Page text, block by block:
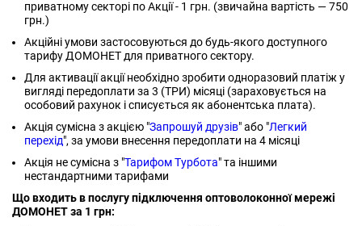
приватному секторі по Акції - 1 грн. (звичайна вартість — 750
грн.)
Акційні умови застосовуються до будь-якого доступного
тарифу ДОМОНЕТ для приватного сектору.
Для активації акції необхідно зробити одноразовий платіж у
вигляді передоплати за 3 (ТРИ) місяці (зараховується на
особовий рахунок і списується як абонентська плата).
Акція сумісна з акцією "Запрошуй друзів" або "Легкий
перехід", за умови внесення передоплати на 4 місяці
Акція не сумісна з "Тарифом Турбота" та іншими
нестандартними тарифами
Що входить в послугу підключення оптоволоконної мережі
ДОМОНЕТ за 1 грн: